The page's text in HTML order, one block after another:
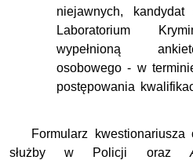
niejawnych,
Laboratorium
wypełnioną
osobowego - w
postępowania
Formularz
służby w Policji oraz